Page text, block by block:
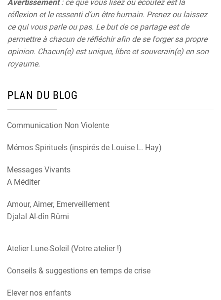
Avertissement: ce que vous lisez ou écoutez est la
réflexion et le ressenti d’un être humain. Prenez ou laissez
ce qui vous parle ou pas. Le but de ce partage est de
permettre à chacun de réfléchir afin de se forger sa propre
opinion. Chacun(e) est unique, libre et souverain(e) en son
royaume.
PLAN DU BLOG
Communication Non Violente
Mémos Spirituels (inspirés de Louise L. Hay)
Messages Vivants
A Méditer
Amour, Aimer, Emerveillement
Djalal Al-dîn Rûmi
Atelier Lune-Soleil (Votre atelier !)
Conseils & suggestions en temps de crise
Elever nos enfants